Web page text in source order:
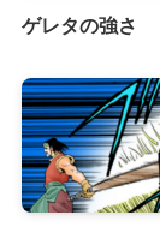
ゲレタの強さ